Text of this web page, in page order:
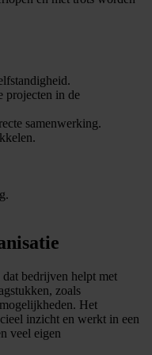
projecten in de
samenwerking.
bedrijven helpt met
zoals
Het
inzicht en werkt in een
veel eigen